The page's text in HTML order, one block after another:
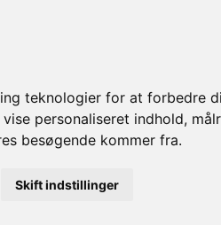
teknologier for at forbedre
personaliseret indhold,
besøgende kommer fra.
Skift indstillinger